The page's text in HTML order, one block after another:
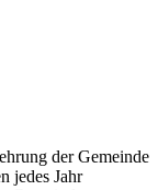
der Gemeinde
jedes Jahr